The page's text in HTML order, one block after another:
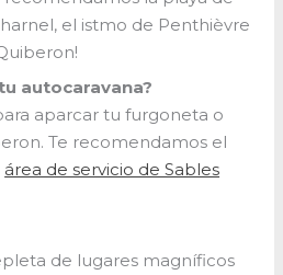
el istmo de Penthièvre
autocaravana?
aparcar tu furgoneta o
Te recomendamos el
área de servicio de Sables
de lugares magníficos